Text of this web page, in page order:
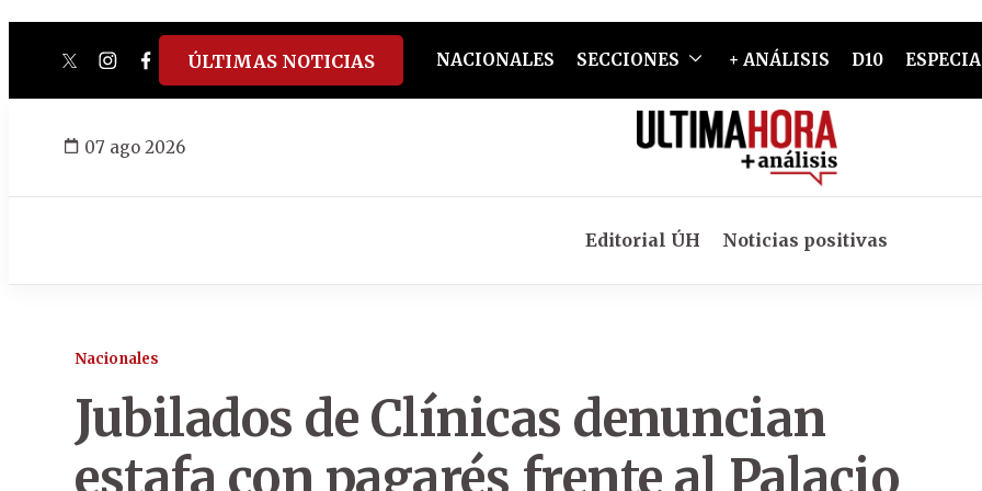
twitterinstagram
facebook
tiktokyoutube
spotify
ÚLTIMAS NOTICIAS NACIONALES SECCIONES + ANÁLISIS D10
07 ago 2026
Editorial ÚH Noticias positivas
Nacionales
Jubilados de Clínicas denuncian
estafa con pagarés frente al Palacio